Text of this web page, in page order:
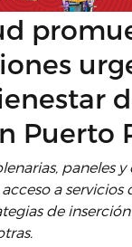
Puerto
paneles y
a servicios
de